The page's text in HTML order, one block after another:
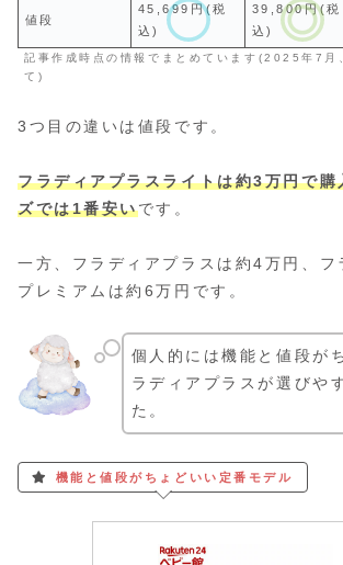
値段
45,699円(税
込)
39,800円(税
込)
記事作成時点の情報でまとめています(2025年7月
て)
3つ目の違いは値段です。
フラディアプラスライトは約3万円で購
ズでは1番安いです。
一方、フラディアプラスは約4万円、フ
プレミアムは約6万円です。
個人的には機能と値段が
ラディアプラスが選びや
た。
機能と値段がちょどいい定番モデル